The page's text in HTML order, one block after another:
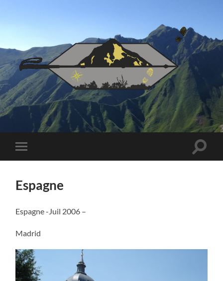
IT
Hikes
Toggle
mobile
Toggle
Espagne
Espagne -Juil 2006 –
Madrid